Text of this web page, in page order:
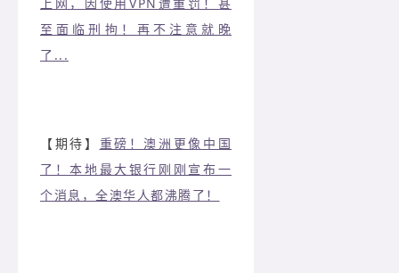
上网，因使用VPN遭重罚！甚
至面临刑拘！再不注意就晚
了...
【期待】 重磅！澳洲更像中国
了！本地最大银行刚刚宣布一
个消息，全澳华人都沸腾了！